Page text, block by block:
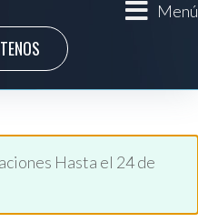
Menú
Hasta el 24 de